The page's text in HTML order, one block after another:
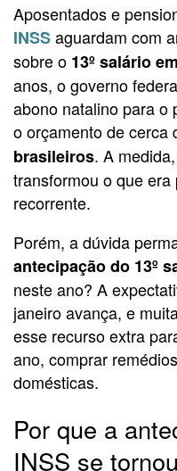
Aposentados e
INSSaguardam com
sobre o 13º salário
anos, o governo
abono natalino para o
o orçamento de cerca
brasileiros. A
transformou o que
recorrente.
Porém, a dúvida
antecipação do 13º
neste ano? A
janeiro avança, e
esse recurso extra
ano, comprar
domésticas.
Por que a
INSS se